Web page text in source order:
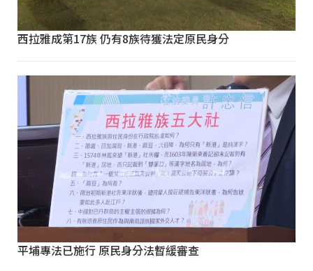
西拉雅成第17族 仍有8族待獲法定原民身分
平埔專法已施行 原民身分法暫緩審查